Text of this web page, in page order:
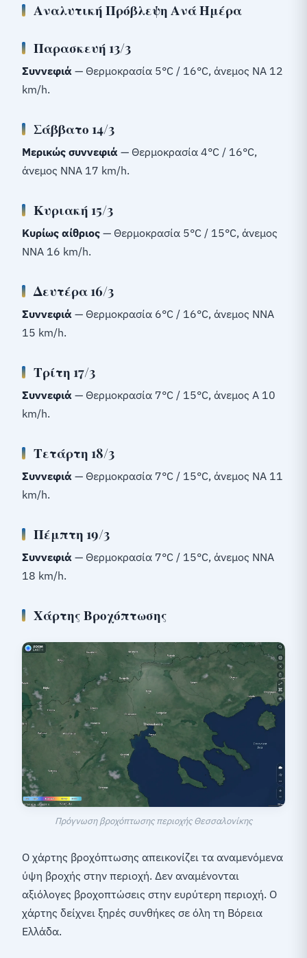
Αναλυτική Πρόβλεψη Ανά Ημέρα
Παρασκευή 13/3
Συννεφιά — Θερμοκρασία 5°C / 16°C, άνεμος ΝΑ 12
km/h.
Σάββατο 14/3
Μερικώς συννεφιά — Θερμοκρασία 4°C / 16°C,
άνεμος ΝΝΑ 17 km/h.
Κυριακή 15/3
Κυρίως αίθριος — Θερμοκρασία 5°C / 15°C, άνεμος
ΝΝΑ 16 km/h.
Δευτέρα 16/3
Συννεφιά — Θερμοκρασία 6°C / 16°C, άνεμος ΝΝΑ
15 km/h.
Τρίτη 17/3
Συννεφιά — Θερμοκρασία 7°C / 15°C, άνεμος Α 10
km/h.
Τετάρτη 18/3
Συννεφιά — Θερμοκρασία 7°C / 15°C, άνεμος ΝΑ 11
km/h.
Πέμπτη 19/3
Συννεφιά — Θερμοκρασία 7°C / 15°C, άνεμος ΝΝΑ
18 km/h.
Χάρτης Βροχόπτωσης
Πρόγνωση βροχόπτωσης περιοχής Θεσσαλονίκης
Ο χάρτης βροχόπτωσης απεικονίζει τα αναμενόμενα
ύψη βροχής στην περιοχή. Δεν αναμένονται
αξιόλογες βροχοπτώσεις στην ευρύτερη περιοχή. Ο
χάρτης δείχνει ξηρές συνθήκες σε όλη τη Βόρεια
Ελλάδα.